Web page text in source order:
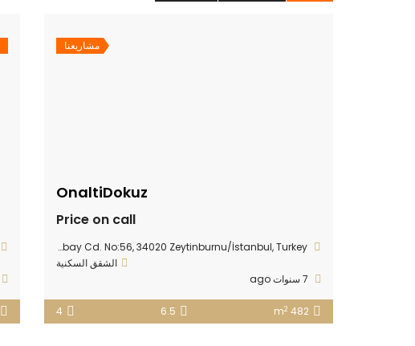
مشاريعنا
OnaltiDokuz
Price on call
Kazlıçeşme Mh., Abay Cd. No:56, 34020 Zeytinburnu/İstanbul, Turkey
الشقق السكنية
482 m
2
6.5
4